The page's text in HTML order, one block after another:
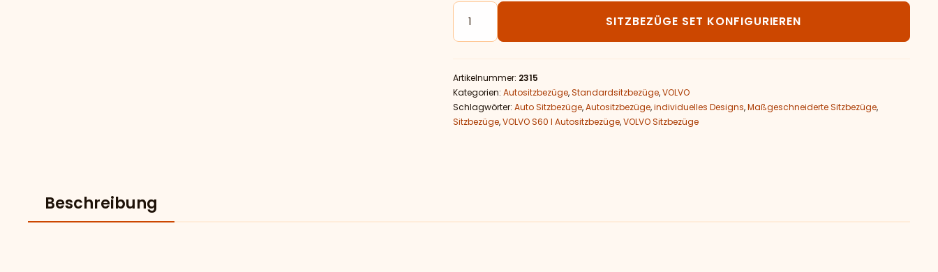
Autositzbezüge passend für VOLVO S60 I Menge
SITZBEZÜGE SET KONFIGURIEREN
Artikelnummer: 2315
Kategorien: Autositzbezüge,Standardsitzbezüge,VOLVO
Schlagwörter: Auto Sitzbezüge,Autositzbezüge,individuelles Designs,Maßgeschneiderte Sitzbezüge,
Sitzbezüge,VOLVO S60 I Autositzbezüge,VOLVO Sitzbezüge
Beschreibung